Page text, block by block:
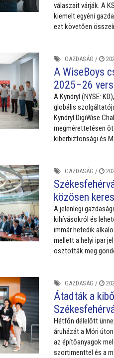
válaszait várják. A
kiemelt egyéni
ezt követően
GAZDASÁG /
A WiseBoys
2025–26
A Kyndryl (NYSE:
globális
Kyndryl DigiWise
megmérettetésen
kiberbiztonsági és
GAZDASÁG /
közösen
A jelenlegi
kihívásokról és
immár hetedik
mellett a helyi ipar
osztották meg
GAZDASÁG /
Átadták a
Hétfőn délelőtt
áruházát a Móri
az építőanyagok
szortimenttel és a